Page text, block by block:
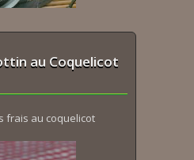
au Coquelicot
frais au coquelicot